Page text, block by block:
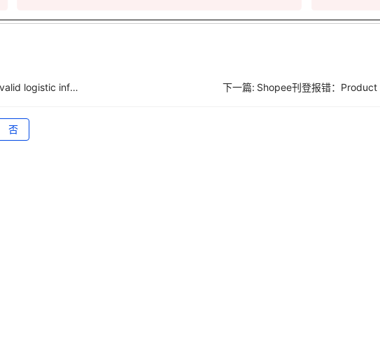
Shopee刊登报错：Invalid logistic info, shop channel not support for channel_id: 91003 下一篇: Shopee刊登报错：
否